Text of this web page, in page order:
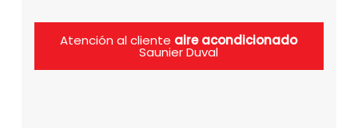
Atención al cliente aire acondicionado
Saunier Duval